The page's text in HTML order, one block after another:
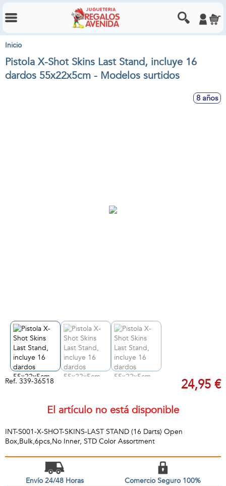
Inicio
Pistola X-Shot Skins Last Stand, incluye 16
dardos 55x22x5cm - Modelos surtidos
8 años
Ref. 339-36518 24,95 €
El artículo no está disponible
INT-S001-X-SHOT-SKINS-LAST STAND (16 Darts) Open
Box,Bulk,6pcs,No Inner, STD Color Assortment
Envío 24/48 Horas Comercio Seguro 100%